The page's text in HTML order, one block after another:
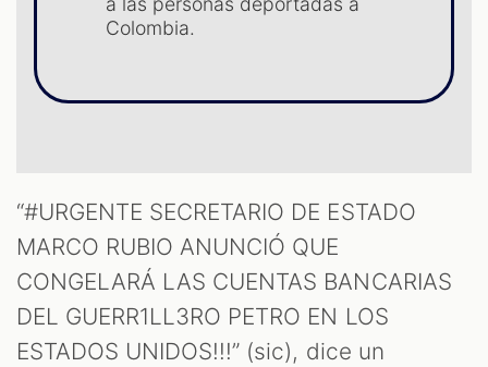
Colombia.
“#URGENTE SECRETARIO DE ESTADO
MARCO RUBIO ANUNCIÓ QUE
CONGELARÁ LAS CUENTAS BANCARIAS
DEL GUERR1LL3RO PETRO EN LOS
ESTADOS UNIDOS!!!” (sic), dice un